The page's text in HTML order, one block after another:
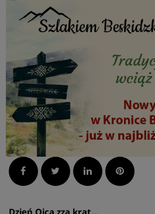
Facebook Twitter LinkedInPinterest